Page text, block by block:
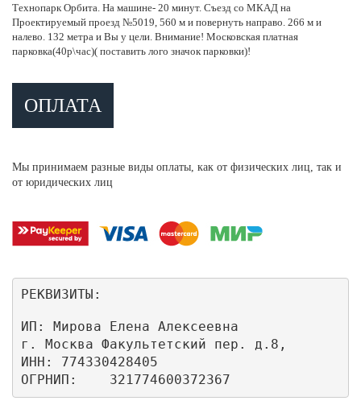
Технопарк Орбита. На машине- 20 минут. Съезд со МКАД на
Проектируемый проезд №5019, 560 м и повернуть направо. 266 м и
налево. 132 метра и Вы у цели. Внимание! Московская платная
парковка(40р\час)( поставить лого значок парковки)!
ОПЛАТА
Мы принимаем разные виды оплаты, как от физических лиц, так и
от юридических лиц
РЕКВИЗИТЫ:
ИП: Мирова Елена Алексеевна
г. Москва Факультетский пер. д.8,
ИНН: 774330428405
ОГРНИП:    321774600372367